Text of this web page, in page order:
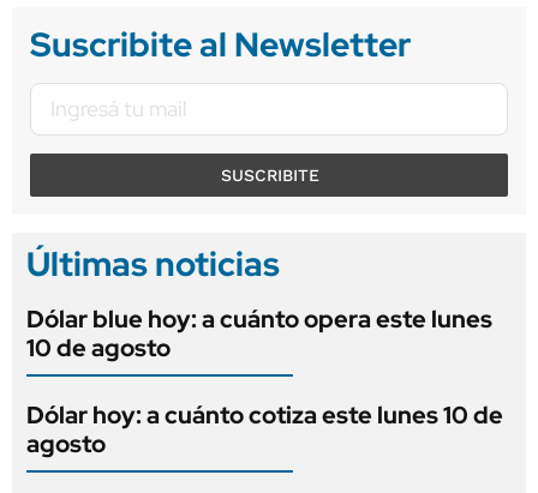
Suscribite al Newsletter
SUSCRIBITE
Últimas noticias
Dólar blue hoy: a cuánto opera este lunes
10 de agosto
Dólar hoy: a cuánto cotiza este lunes 10 de
agosto